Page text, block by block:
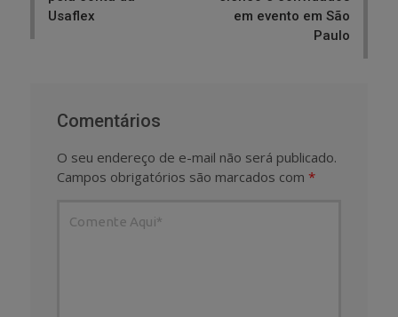
Usaflex
em evento em São
Paulo
Comentários
O seu endereço de e-mail não será publicado.
Campos obrigatórios são marcados com *